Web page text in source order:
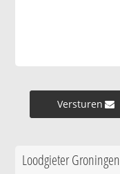
Versturen »
Loodgieter Groningen